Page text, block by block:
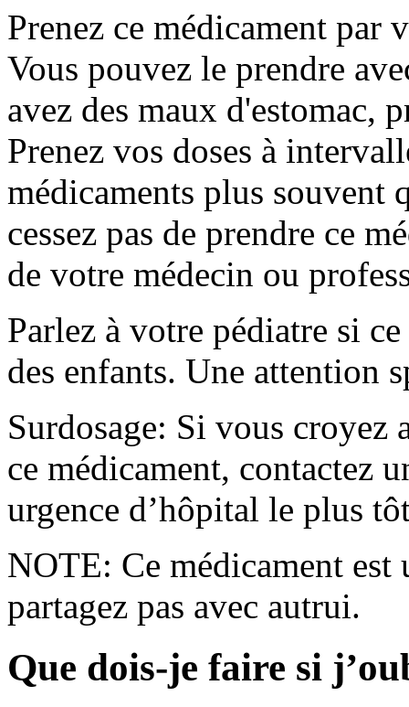
Prenez ce médicament par
Vous pouvez le prendre
avez des maux d'estomac,
Prenez vos doses à
médicaments plus souvent
cessez pas de prendre ce
de votre médecin ou
Parlez à votre pédiatre si
des enfants. Une attention
Surdosage: Si vous croyez
ce médicament, contactez
urgence d’hôpital le plus
NOTE: Ce médicament
partagez pas avec autrui.
Que dois-je faire si